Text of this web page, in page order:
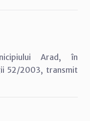
Arad, în
52/2003, transmit